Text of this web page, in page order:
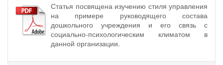
Статья посвящена изучению стиля управления
на примере руководящего состава
дошкольного учреждения и его связь с
социально-психологическим климатом в
данной организации.